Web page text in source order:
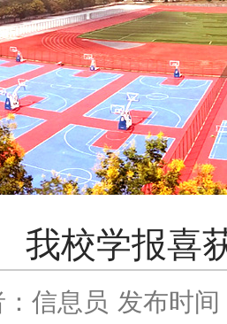
我校学报喜
信息员 发布时